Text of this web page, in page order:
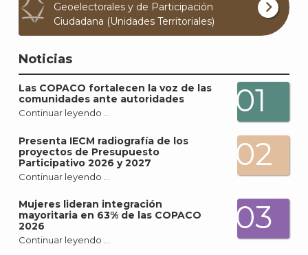
Geoelectorales y de Participación
Ciudadana (Unidades Territoriales)
Noticias
Las COPACO fortalecen la voz de las
comunidades ante autoridades
Continuar leyendo … 01
Presenta IECM radiografía de los
proyectos de Presupuesto
Participativo 2026 y 2027
Continuar leyendo …
02
Mujeres lideran integración
mayoritaria en 63% de las COPACO
2026
Continuar leyendo …
03